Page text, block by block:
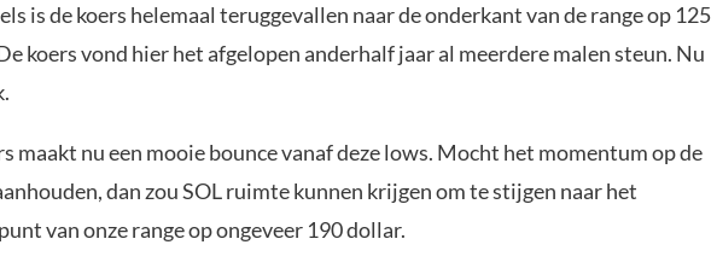
is de koers helemaal teruggevallen naar de onderkant van de range op 125
koers vond hier het afgelopen anderhalf jaar al meerdere malen steun. Nu
maakt nu een mooie bounce vanaf deze lows. Mocht het momentum op de
dan zou SOL ruimte kunnen krijgen om te stijgen naar het
van onze range op ongeveer 190 dollar.